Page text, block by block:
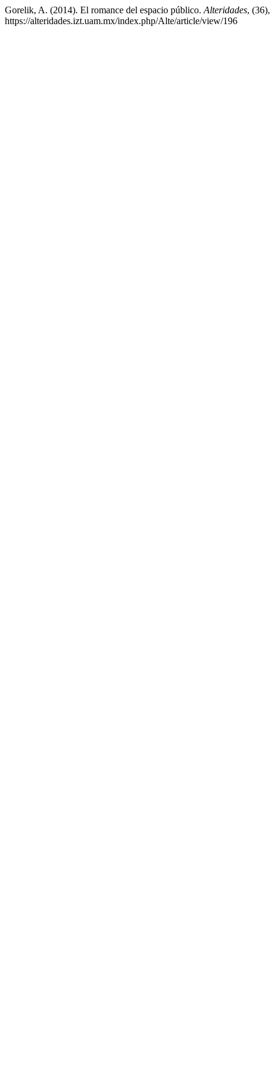
Gorelik, A. (2014). El romance del espacio público. Alteridades,
https://alteridades.izt.uam.mx/index.php/Alte/article/view/196